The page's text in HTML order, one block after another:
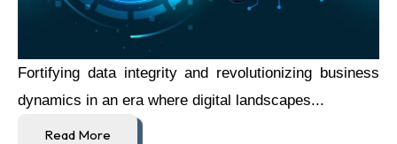
Fortifying data integrity and revolutionizing business
dynamics in an era where digital landscapes...
Read More